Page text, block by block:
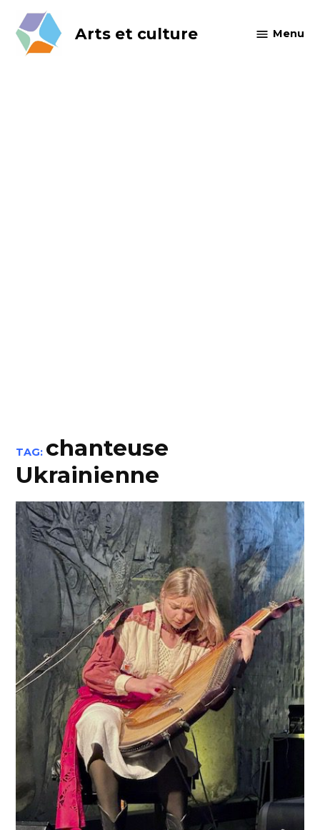
content
Arts et culture Menu
TAG: chanteuse
Ukrainienne